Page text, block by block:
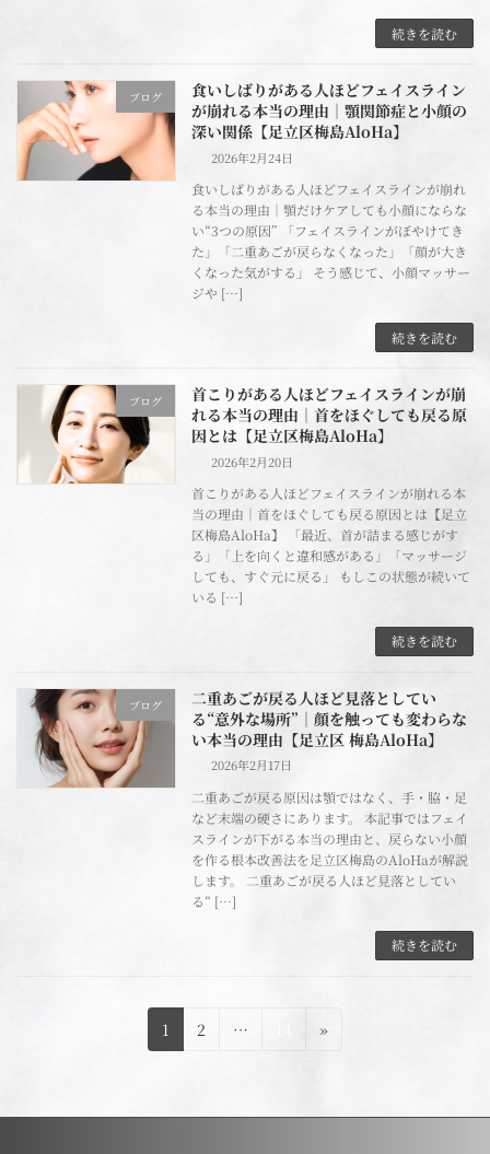
続きを読む
ブログ
食いしばりがある人ほどフェイスライン
が崩れる本当の理由｜顎関節症と小顔の
深い関係【足立区梅島AloHa】
2026年2月24日
食いしばりがある人ほどフェイスラインが崩れ
る本当の理由｜顎だけケアしても小顔にならな
い“3つの原因” 「フェイスラインがぼやけてき
た」「二重あごが戻らなくなった」「顔が大き
くなった気がする」 そう感じて、小顔マッサー
ジや […]
続きを読む
ブログ
首こりがある人ほどフェイスラインが崩
れる本当の理由｜首をほぐしても戻る原
因とは【足立区梅島AloHa】
2026年2月20日
首こりがある人ほどフェイスラインが崩れる本
当の理由｜首をほぐしても戻る原因とは【足立
区梅島AloHa】 「最近、首が詰まる感じがす
る」「上を向くと違和感がある」「マッサージ
しても、すぐ元に戻る」 もしこの状態が続いて
いる […]
続きを読む
ブログ
二重あごが戻る人ほど見落としてい
る“意外な場所”｜顔を触っても変わらな
い本当の理由【足立区 梅島AloHa】
2026年2月17日
二重あごが戻る原因は顎ではなく、手・脇・足
など末端の硬さにあります。 本記事ではフェイ
スラインが下がる本当の理由と、戻らない小顔
を作る根本改善法を足立区梅島のAloHaが解説
します。 二重あごが戻る人ほど見落としてい
る“ […]
続きを読む
ー
固
定
ー
1
固
ー
2 …
ー
»